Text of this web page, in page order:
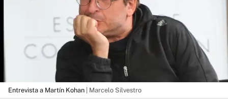
Entrevista a Martín Kohan | Marcelo Silvestro